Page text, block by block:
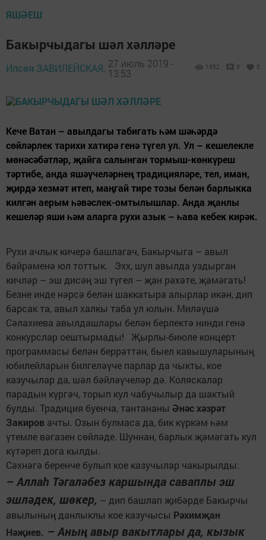
ЯШӘЕШ
Бакырчыдагы шәл хәлләре
Илсөя ЗАВИЛЕЙСКАЯ, 27 июль 2019 -
13:53
1352 0 0
Кече Ватан – авылдагы табигать һәм шәһәрдә
сөйләрлек тарихи хатирә генә түгел ул. Ул – кешелекле
мөнәсәбәтләр, җайга салынган тормыш-көнкүреш
тәртибе, анда яшәүчеләрнең традицияләре, тел, иман,
җирдә хезмәт итеп, маңгай тире тозы белән барлыкка
килгән аерым һәвәслек-омтылышлар. Анда җанлы
кешеләр яши һәм аларга рухи азык – һава кебек кирәк.
Рухи ачлык кичерә башлагач, Бакырчыга – авыл
бәйрәменә юл тоттык. Эхх, шул авылда уздырган
кичләр – эш дисәң эш түгел – җан рәхәте, җәмәгать!
Безне инде нәрсә белән шаккатыра алырлар икән, дип
барсак та, авыл халкы таба ул юлын. Миләүшә
Сәлахиева авылдашлары белән берлектә нинди генә
конкурс­лар оештырмады! Җырлы-бию­ле концерт
программасы белән беррәттән, быел кавышуларының
юбилейларын билгеләүче парлар да чыкты, кое
казучылар да, шәл бәйләүчеләр дә. Коляскалар
парадын күргәч, торып кул чабучылыр да шактый
булды. Традиция буенча, тантананы Әнәс хәзрәт
Закиров ачты. Озын булмаса да, бик күркәм һәм
үтемле вәгазен сөйләде. Шуннан, барлык җәмәгать кул
күтәреп дога кылды.
Сәхнәгә беренче булып кое казучылар чакырылды:
– Аллаһ Тәгаләбез каршында савап­лы эш
эшләдек, шөкер, – дип башлап җибәрде Бакырчы
авылының данлык­лы кое казучысы Рәхимҗан
Нәҗиев. – Аның авыр вакытлары да, кызык